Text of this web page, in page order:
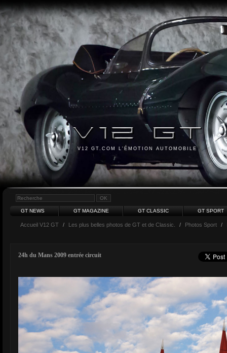
V12 GT.COM L'ÉMOTION AUTOMOBILE
GT NEWS GT MAGAZINE GT CLASSIC GT SPORT
Accueil V12 GT / Les plus belles photos de GT et de Classic. / Photos Sport /
24h du Mans 2009 entrée circuit